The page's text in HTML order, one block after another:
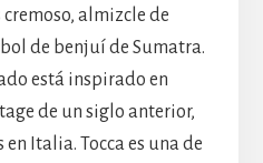
almizcle de
de benjuí de Sumatra.
está inspirado en
de un siglo anterior,
Italia. Tocca es una de